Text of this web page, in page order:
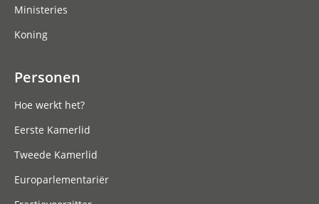
Ministeries
Koning
Personen
Hoe werkt het?
Eerste Kamerlid
Tweede Kamerlid
Europarlementariër